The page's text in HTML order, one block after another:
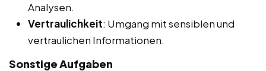
Analysen.
Vertraulichkeit: Umgang mit sensiblen und
vertraulichen Informationen.
Sonstige Aufgaben